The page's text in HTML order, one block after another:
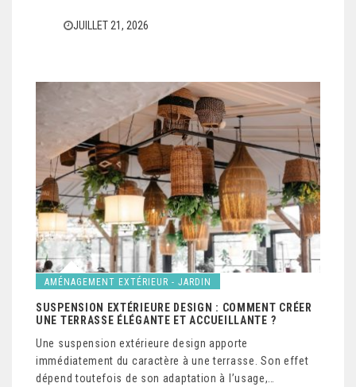
JUILLET 21, 2026
AMÉNAGEMENT EXTÉRIEUR - JARDIN
SUSPENSION EXTÉRIEURE DESIGN : COMMENT CRÉER
UNE TERRASSE ÉLÉGANTE ET ACCUEILLANTE ?
Une suspension extérieure design apporte
immédiatement du caractère à une terrasse. Son effet
dépend toutefois de son adaptation à l’usage,…